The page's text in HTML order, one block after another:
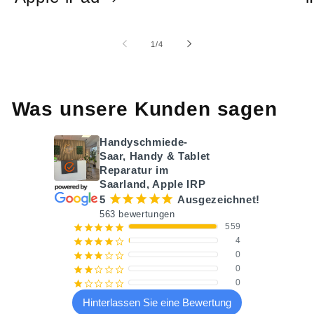
1/von
4
Was unsere Kunden sagen
Handyschmiede-
Saar, Handy & Tablet
Reparatur im
Saarland, Apple IRP
5 ¡¡¡¡¡ Ausgezeichnet!
563 bewertungen
¡¡¡¡¡ 559
¡¡¡¡¢ 4
¡¡¡¢¢ 0
¡¡¢¢¢ 0
¡¢¢¢¢ 0
Hinterlassen Sie eine Bewertung